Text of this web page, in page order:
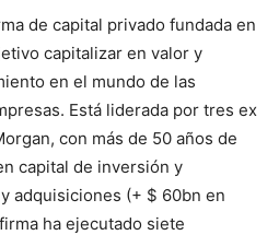
de capital privado fundada en
capitalizar en valor y
en el mundo de las
Está liderada por tres ex
con más de 50 años de
capital de inversión y
adquisiciones (+ $ 60bn en
ha ejecutado siete